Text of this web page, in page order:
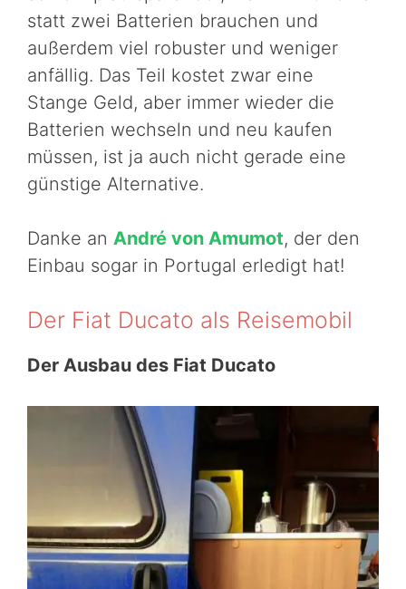
statt zwei Batterien brauchen und
außerdem viel robuster und weniger
anfällig. Das Teil kostet zwar eine
Stange Geld, aber immer wieder die
Batterien wechseln und neu kaufen
müssen, ist ja auch nicht gerade eine
günstige Alternative.
Danke an André von Amumot, der den
Einbau sogar in Portugal erledigt hat!
Der Fiat Ducato als Reisemobil
Der Ausbau des Fiat Ducato